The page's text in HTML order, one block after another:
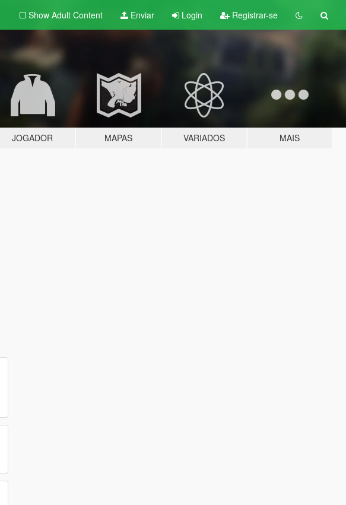
Show Adult Content Enviar Login Registrar-se
JOGADOR MAPAS VARIADOS MAIS